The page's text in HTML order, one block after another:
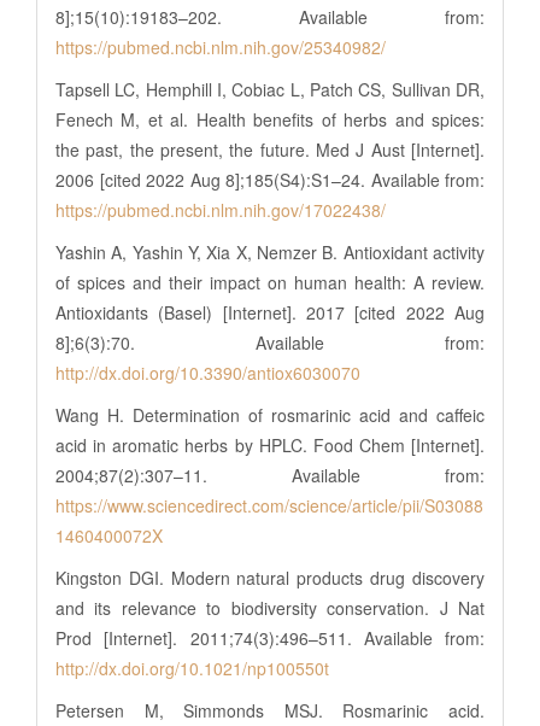
8];15(10):19183–202. Available from:
https://pubmed.ncbi.nlm.nih.gov/25340982/
Tapsell LC, Hemphill I, Cobiac L, Patch CS, Sullivan DR,
Fenech M, et al. Health benefits of herbs and spices:
the past, the present, the future. Med J Aust [Internet].
2006 [cited 2022 Aug 8];185(S4):S1–24. Available from:
https://pubmed.ncbi.nlm.nih.gov/17022438/
Yashin A, Yashin Y, Xia X, Nemzer B. Antioxidant activity
of spices and their impact on human health: A review.
Antioxidants (Basel) [Internet]. 2017 [cited 2022 Aug
8];6(3):70. Available from:
http://dx.doi.org/10.3390/antiox6030070
Wang H. Determination of rosmarinic acid and caffeic
acid in aromatic herbs by HPLC. Food Chem [Internet].
2004;87(2):307–11. Available from:
https://www.sciencedirect.com/science/article/pii/S03088
1460400072X
Kingston DGI. Modern natural products drug discovery
and its relevance to biodiversity conservation. J Nat
Prod [Internet]. 2011;74(3):496–511. Available from:
http://dx.doi.org/10.1021/np100550t
Petersen M, Simmonds MSJ. Rosmarinic acid.